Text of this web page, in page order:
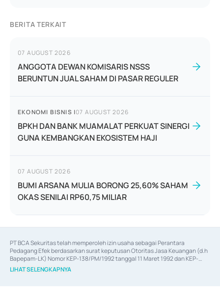
BERITA TERKAIT
07 AUGUST 2026
ANGGOTA DEWAN KOMISARIS NSSS
BERUNTUN JUAL SAHAM DI PASAR REGULER
EKONOMI BISNIS |07 AUGUST 2026
BPKH DAN BANK MUAMALAT PERKUAT SINERGI
GUNA KEMBANGKAN EKOSISTEM HAJI
07 AUGUST 2026
BUMI ARSANA MULIA BORONG 25,60% SAHAM
OKAS SENILAI RP60,75 MILIAR
PT BCA Sekuritas telah memperoleh izin usaha sebagai Perantara
Pedagang Efek berdasarkan surat keputusan Otoritas Jasa Keuangan (d.h
Bapepam-LK) Nomor KEP-138/PM/1992 tanggal 11 Maret 1992 dan KEP-
06/D.04/2014 tanggal 28 Februari 2014, izin usaha sebagai Penjamin Emisi
Efek berdasarkan surat keputusan Otoritas Jasa Keuangan Nomor KEP-
LIHAT SELENGKAPNYA